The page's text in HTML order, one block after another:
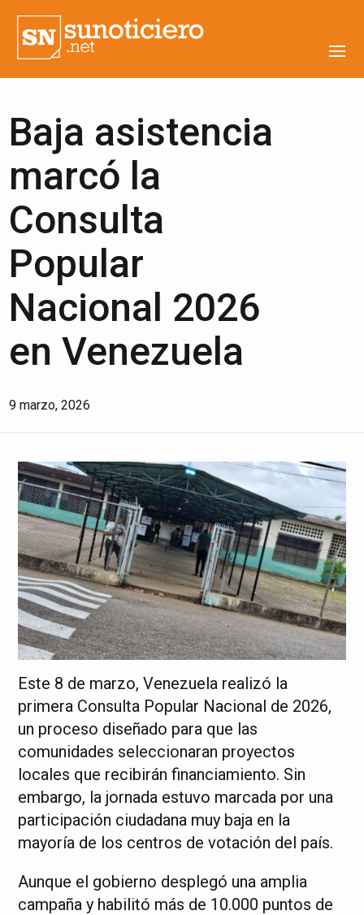
Baja asistencia
marcó la
Consulta
Popular
Nacional 2026
en Venezuela
9 marzo, 2026
Este 8 de marzo, Venezuela realizó la
primera Consulta Popular Nacional de 2026,
un proceso diseñado para que las
comunidades seleccionaran proyectos
locales que recibirán financiamiento. Sin
embargo, la jornada estuvo marcada por una
participación ciudadana muy baja en la
mayoría de los centros de votación del país.
Aunque el gobierno desplegó una amplia
campaña y habilitó más de 10.000 puntos de